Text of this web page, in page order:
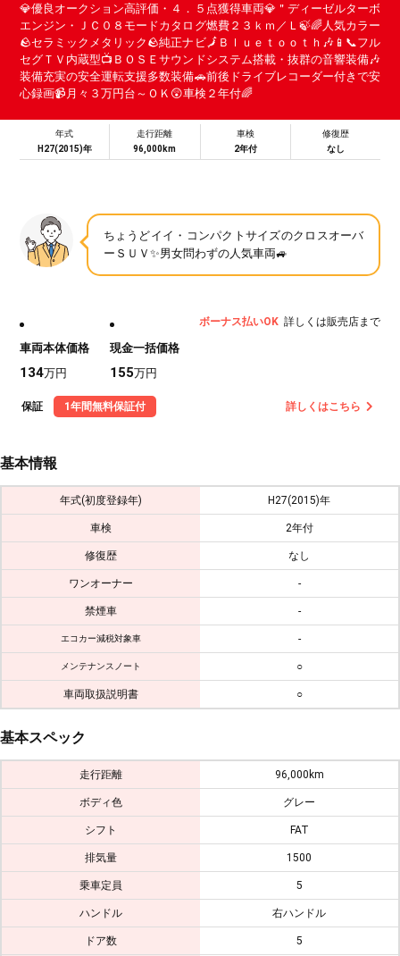
💎優良オークション高評価・４．５点獲得車両💎＂ディーゼルターボ
エンジン・ＪＣ０８モードカタログ燃費２３ｋｍ／Ｌ🍃🌈人気カラー
🪨セラミックメタリック🪨純正ナビ🗾Ｂｌｕｅｔｏｏｔｈ🎶📱📞フル
セグＴＶ内蔵型📺ＢＯＳＥサウンドシステム搭載・抜群の音響装備🎶
装備充実の安全運転支援多数装備🚗前後ドライブレコーダー付きで安
心録画📹月々３万円台～ＯＫ😲車検２年付🌈
年式
H27(2015)年
走行距離
96,000km
車検
2年付
修復歴
なし
ちょうどイイ・コンパクトサイズのクロスオーバ
ーＳＵＶ✨男女問わずの人気車両🚙
車両本体価格
134万円
現金一括価格
155万円
ボーナス払いOK 詳しくは販売店まで
保証 1年間無料保証付 詳しくはこちら
基本情報
年式(初度登録年) H27(2015)年
車検 2年付
修復歴 なし
ワンオーナー -
禁煙車 -
エコカー減税対象車 -
メンテナンスノート ○
車両取扱説明書 ○
基本スペック
走行距離 96,000km
ボディ色 グレー
シフト FAT
排気量 1500
乗車定員 5
ハンドル 右ハンドル
ドア数 5